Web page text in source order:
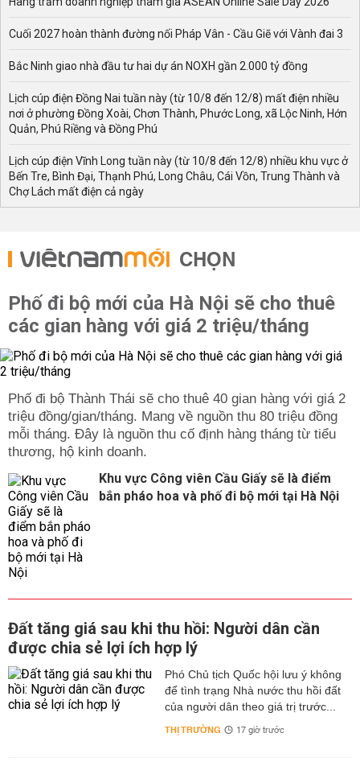
Cuối 2027 hoàn thành đường nối Pháp Vân - Cầu Giẽ với Vành đai 3
Bắc Ninh giao nhà đầu tư hai dự án NOXH gần 2.000 tỷ đồng
Lịch cúp điện Đồng Nai tuần này (từ 10/8 đến 12/8) mất điện nhiều
nơi ở phường Đồng Xoài, Chơn Thành, Phước Long, xã Lộc Ninh, Hớn
Quản, Phú Riềng và Đồng Phú
Lịch cúp điện Vĩnh Long tuần này (từ 10/8 đến 12/8) nhiều khu vực ở
Bến Tre, Bình Đại, Thạnh Phú, Long Châu, Cái Vồn, Trung Thành và
Chợ Lách mất điện cả ngày
CHỌN
Phố đi bộ mới của Hà Nội sẽ cho thuê
các gian hàng với giá 2 triệu/tháng
Phố đi bộ Thành Thái sẽ cho thuê 40 gian hàng với giá 2
triệu đồng/gian/tháng. Mang về nguồn thu 80 triệu đồng
mỗi tháng. Đây là nguồn thu cố định hàng tháng từ tiểu
thương, hộ kinh doanh.
Khu vực Công viên Cầu Giấy sẽ là điểm
bắn pháo hoa và phố đi bộ mới tại Hà Nội
Đất tăng giá sau khi thu hồi: Người dân cần
được chia sẻ lợi ích hợp lý
Phó Chủ tịch Quốc hội lưu ý không
để tình trạng Nhà nước thu hồi đất
của người dân theo giá trị trước...
THỊ TRƯỜNG 17 giờ trước